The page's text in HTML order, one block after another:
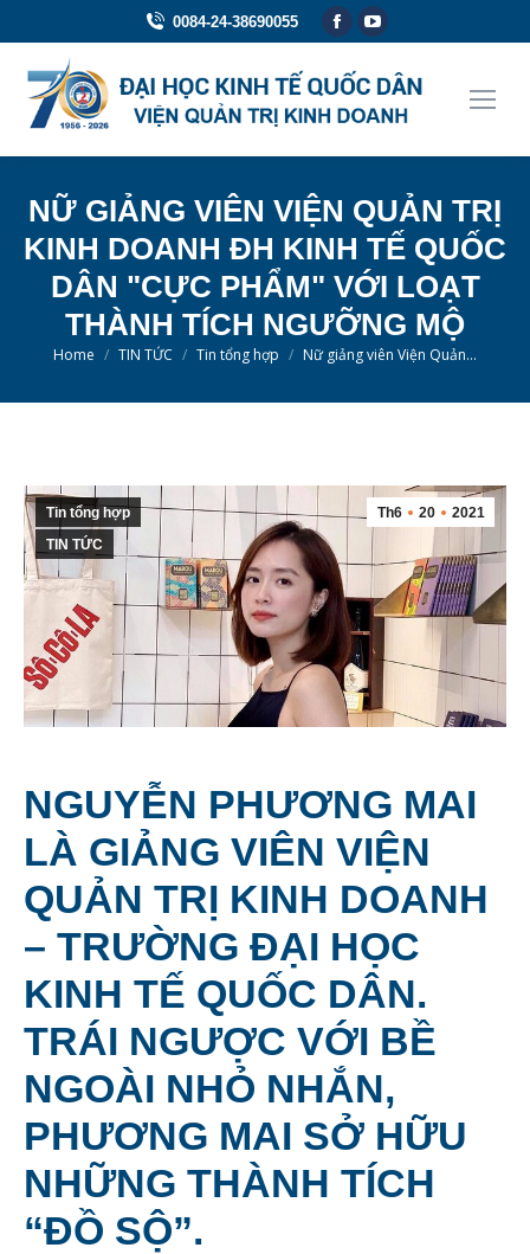
0084-24-38690055
Facebook
opens
in
YouTube
opens
in
NỮ GIẢNG VIÊN VIỆN QUẢN TRỊ
KINH DOANH ĐH KINH TẾ QUỐC
DÂN "CỰC PHẨM" VỚI LOẠT
THÀNH TÍCH NGƯỠNG MỘ
You are here:
Home TIN TỨC Tin tổng hợp Nữ giảng viên Viện Quản…
Th6 20 2021
Tin tổng hợp
TIN TỨC
NGUYỄN PHƯƠNG MAI
LÀ GIẢNG VIÊN VIỆN
QUẢN TRỊ KINH DOANH
– TRƯỜNG ĐẠI HỌC
KINH TẾ QUỐC DÂN.
TRÁI NGƯỢC VỚI BỀ
NGOÀI NHỎ NHẮN,
PHƯƠNG MAI SỞ HỮU
NHỮNG THÀNH TÍCH
“ĐỒ SỘ”.